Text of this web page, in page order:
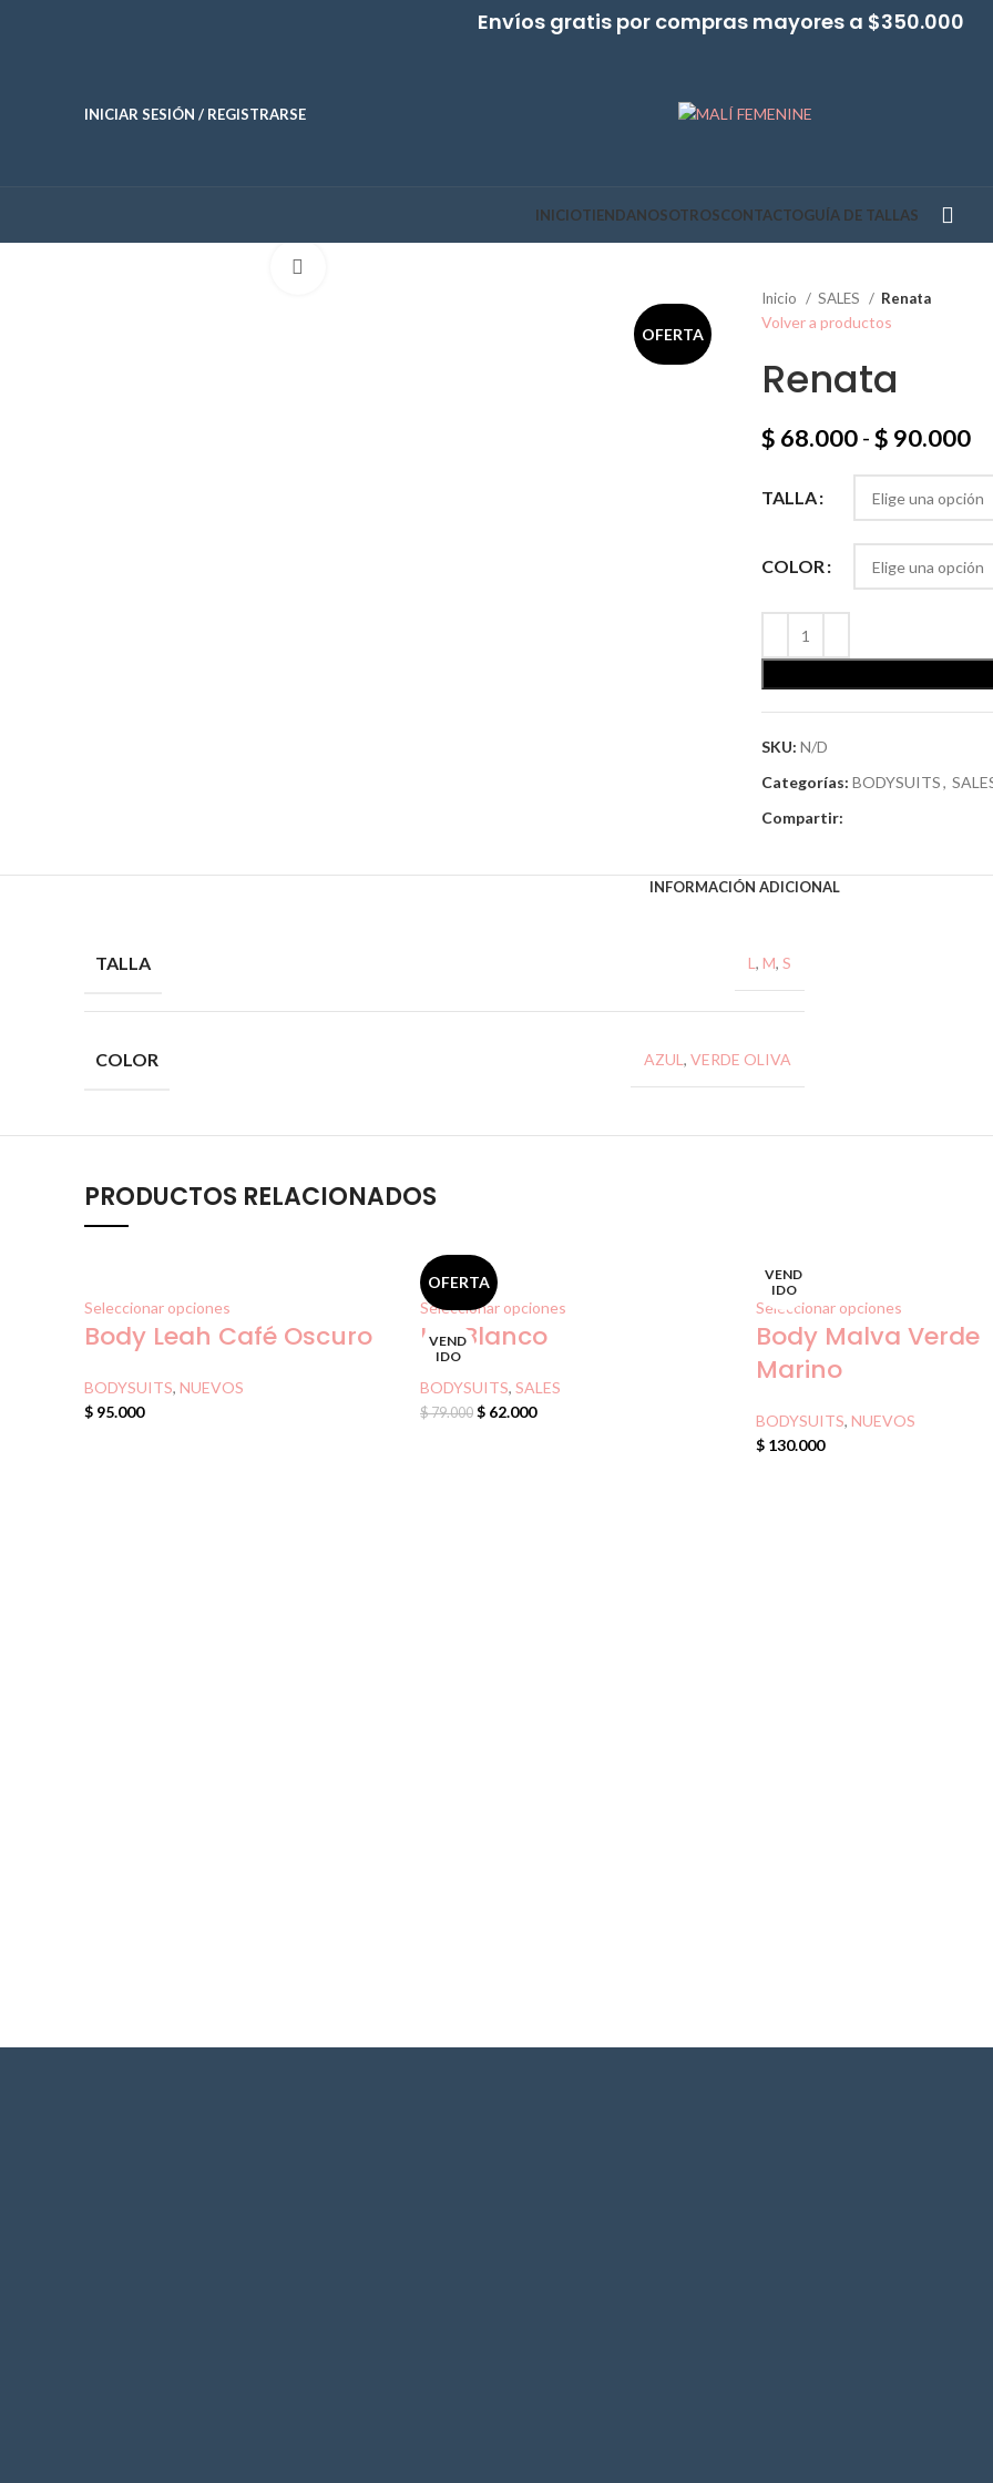
Envíos gratis por compras mayores a $350.000
INICIAR SESIÓN / REGISTRARSE
INICIOTIENDANOSOTROSCONTACTOGUÍA DE TALLAS
OFERTA
Inicio
SALES Renata
Volver a productos
Renata
$ 68.000-$ 90.000
TALLA
COLOR
SKU: N/D
Categorías: BODYSUITS,
Compartir:
INFORMACIÓN ADICIONAL
TALLA L , M, S
COLOR AZUL , VERDE OLIVA
PRODUCTOS RELACIONADOS
Seleccionar opciones
Body Leah Café Oscuro
BODYSUITS, NUEVOS
$ 95.000
OFERTA
VEND
IDO
Seleccionar opciones
Iris Blanco
BODYSUITS, SALES
$79.000 $ 62.000
VEND
IDO
Seleccionar opciones
Body Malva Verde
Marino
BODYSUITS, NUEVOS
$ 130.000